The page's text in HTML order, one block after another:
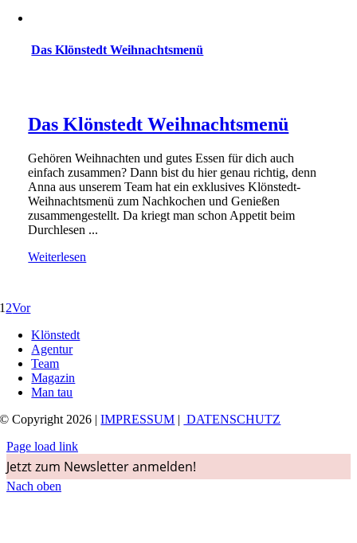
Das Klönstedt Weihnachtsmenü
Das Klönstedt Weihnachtsmenü
Gehören Weihnachten und gutes Essen für dich auch
einfach zusammen? Dann bist du hier genau richtig, denn
Anna aus unserem Team hat ein exklusives Klönstedt-
Weihnachtsmenü zum Nachkochen und Genießen
zusammengestellt. Da kriegt man schon Appetit beim
Durchlesen ...
Weiterlesen
1 2Vor
Klönstedt
Agentur
Team
Magazin
Man tau
© Copyright 2026 |IMPRESSUM | DATENSCHUTZ
Page load link
Jetzt zum Newsletter anmelden!
Nach oben